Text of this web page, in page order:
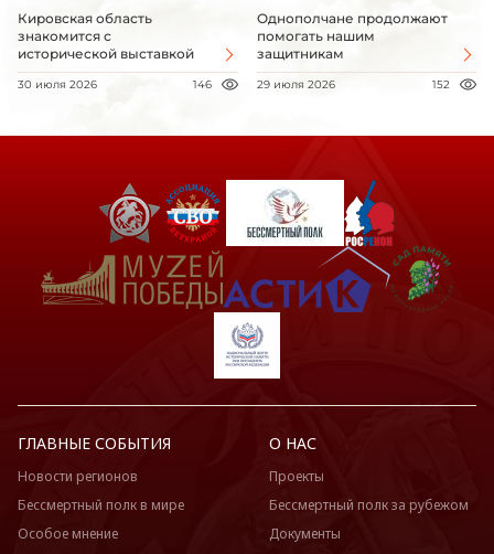
Кировская область
знакомится с
исторической выставкой
30 июля 2026 146
Однополчане продолжают
помогать нашим
защитникам
29 июля 2026 152
ГЛАВНЫЕ СОБЫТИЯ
Новости регионов
Бессмертный полк в мире
Особое мнение
О НАС
Проекты
Бессмертный полк за рубежом
Документы